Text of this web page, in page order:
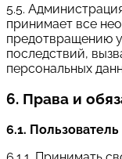
5.5.
принимает все
предотвращению
последствий,
персональных
6. Права и
6.1. Пользователь